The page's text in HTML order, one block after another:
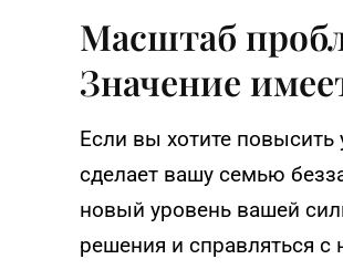
Масштаб
Значение
Если вы хотите повысить
сделает вашу семью
новый уровень вашей
решения и справляться